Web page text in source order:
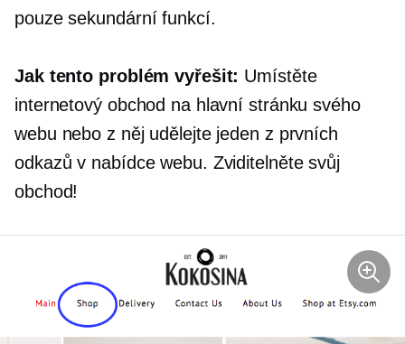
pouze sekundární funkcí.
Jak tento problém vyřešit: Umístěte
internetový obchod na hlavní stránku svého
webu nebo z něj udělejte jeden z prvních
odkazů v nabídce webu. Zviditelněte svůj
obchod!